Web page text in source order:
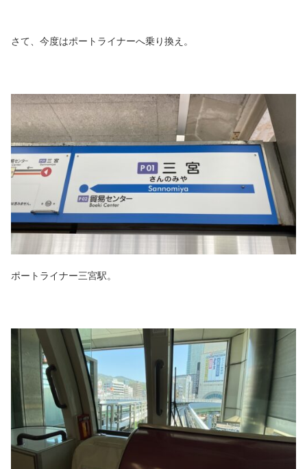
さて、今度はポートライナーへ乗り換え。
ポートライナー三宮駅。